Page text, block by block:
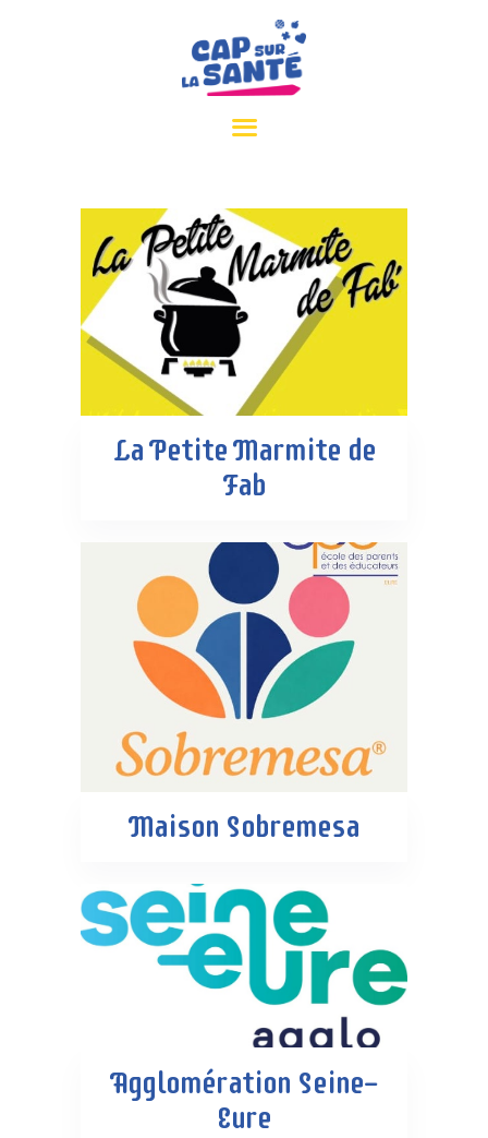
PARTENAIRES
CPTS EURE SEINE
CONTACT
La Petite Marmite de
Fab
Maison Sobremesa
Agglomération Seine-
Eure